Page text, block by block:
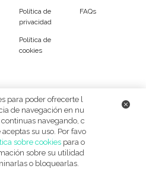
Filtrar
Política de
privacidad
Política de
cookies
FAQs
Facebook
para poder ofrecerte l
de navegación en nu
navegando, c
su uso. Por favo
sobre cookiespara o
sobre su utilidad
o bloquearlas.